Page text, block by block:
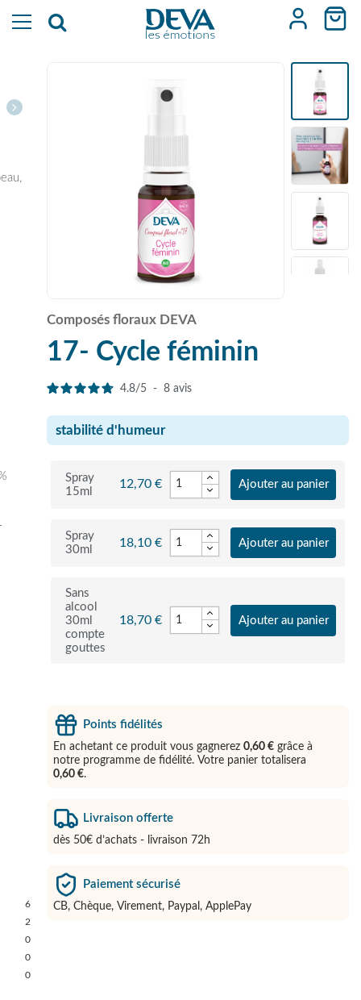
Composés floraux DEVA
17- Cycle féminin
4.8/5 - 8avis
stabilité d'humeur
Spray
15ml
12,70 € Ajouter au panier
Spray
30ml
18,10 € Ajouter au panier
Sans
alcool
30ml
compte
gouttes
18,70 € Ajouter au panier
Points fidélités
En achetant ce produit vous gagnerez0,60 € grâce à
notre programme de fidélité. Votre panier totalisera
0,60 €.
Livraison offerte
dès 50€ d’achats - livraison 72h
Paiement sécurisé
CB, Chèque, Virement, Paypal, ApplePay
6
2
0
0
0